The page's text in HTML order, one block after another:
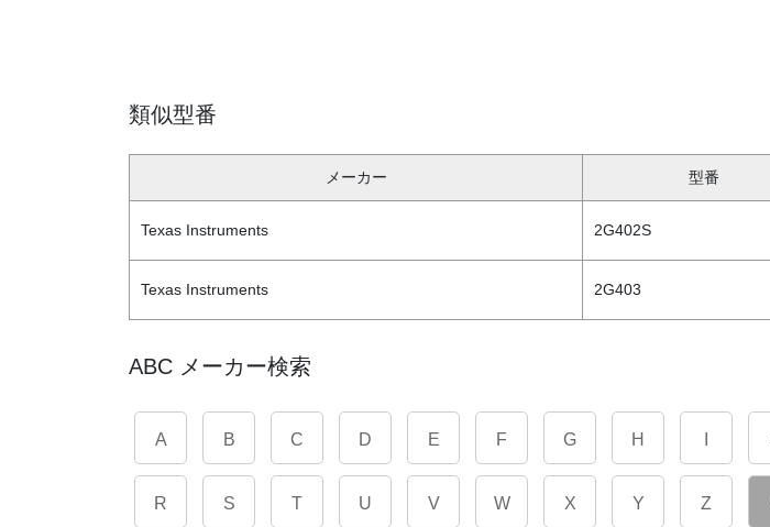
類似型番
メーカー 型番
Texas Instruments 2G402S
Texas Instruments 2G403
ABC メーカー検索
A B C D E F G H
R S T U V W X Y Z